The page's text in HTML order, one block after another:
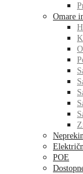
Omare
POE